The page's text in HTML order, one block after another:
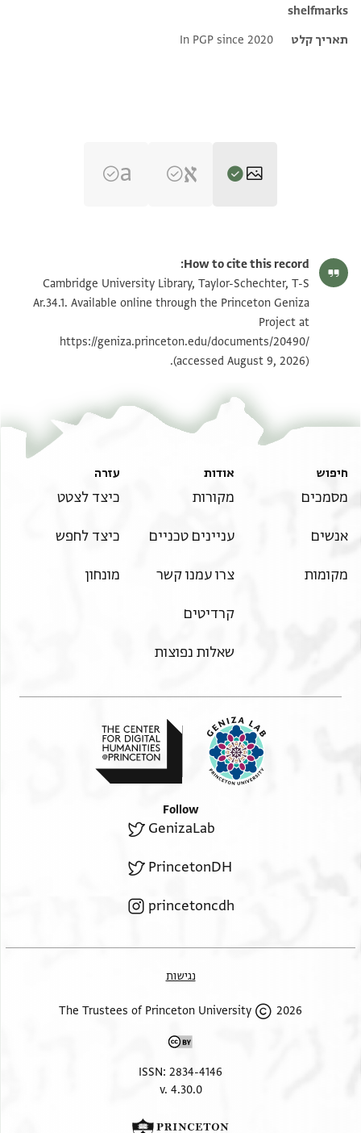
shelfmarks
תאריך קלט In PGP since 2020
T-S Ar.34.1 1v הגדל וסובב
תנאי היתר שימוש בתצלום
How to cite this record:
Cambridge University Library, Taylor-Schechter, T-S
Ar.34.1. Available online through the Princeton Geniza
Project at
https://geniza.princeton.edu/documents/20490/
(accessed August 9, 2026).
חיפוש
מסמכים
אנשים
מקומות
אודות
מקורות
עניינים טכניים
צרו עמנו קשר
קרדיטים
שאלות נפוצות
עזרה
כיצד לצטט
כיצד לחפש
מונחון
Follow
GenizaLab
PrincetonDH
princetoncdh
נגישות
2026 The Trustees of Princeton University
ISSN: 2834-4146
v. 4.30.0